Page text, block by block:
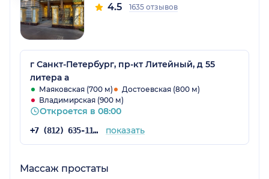
4.5 1635 отзывов
г Санкт-Петербург, пр-кт Литейный, д 55
литера а
Маяковская (700 м)
Достоевская (800 м)
Владимирская (900 м)
Откроется в 08:00
+7 (812) 635-11-79 показать
Массаж простаты